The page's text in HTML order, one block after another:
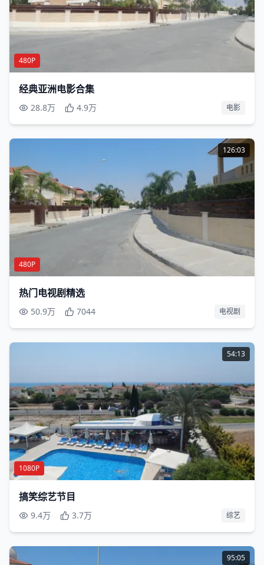
480P
经典亚洲电影合集
28.8万 4.9万 电影
126:03
480P
热门电视剧精选
50.9万 7044 电视剧
54:13
1080P
搞笑综艺节目
9.4万 3.7万 综艺
95:05